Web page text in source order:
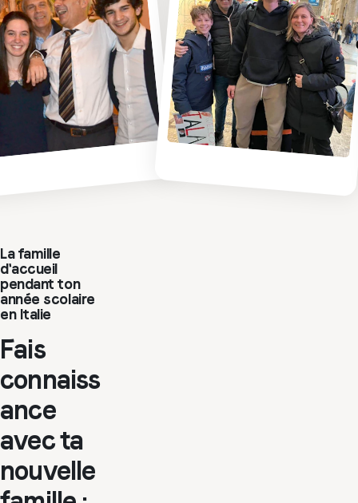
La famille
d'accueil
pendant ton
année scolaire
en Italie
Fais
connaiss
ance
avec ta
nouvelle